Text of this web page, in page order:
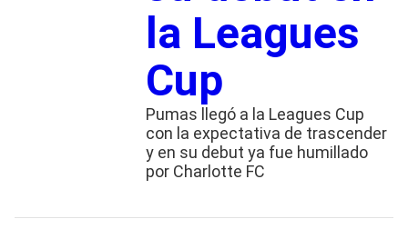
la Leagues
Cup
Pumas llegó a la Leagues Cup
con la expectativa de trascender
y en su debut ya fue humillado
por Charlotte FC